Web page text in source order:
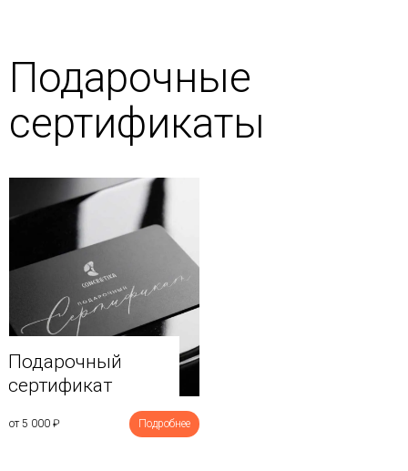
Подарочные
сертификаты
Подарочный
сертификат
от 5 000 ₽ Подробнее